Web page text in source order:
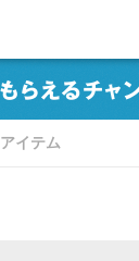
アイテム